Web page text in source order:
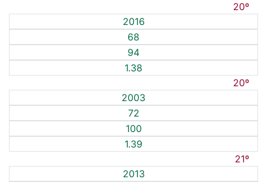
20º
2016
68
94
1.38
20º
2003
72
100
1.39
21º
2013